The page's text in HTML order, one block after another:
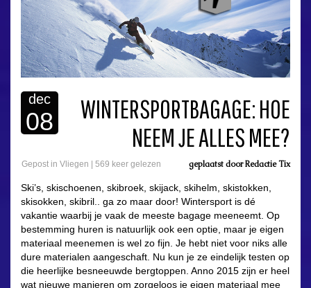
dec
08
WINTERSPORTBAGAGE: HOE
NEEM JE ALLES MEE?
Gepost in Vliegen 569 keer gelezen geplaatst doorRedactie Tix
Ski’s, skischoenen, skibroek, skijack, skihelm, skistokken,
skisokken, skibril.. ga zo maar door! Wintersport is dé
vakantie waarbij je vaak de meeste bagage meeneemt. Op
bestemming huren is natuurlijk ook een optie, maar je eigen
materiaal meenemen is wel zo fijn. Je hebt niet voor niks alle
dure materialen aangeschaft. Nu kun je ze eindelijk testen op
die heerlijke besneeuwde bergtoppen. Anno 2015 zijn er heel
wat nieuwe manieren om zorgeloos je eigen materiaal mee